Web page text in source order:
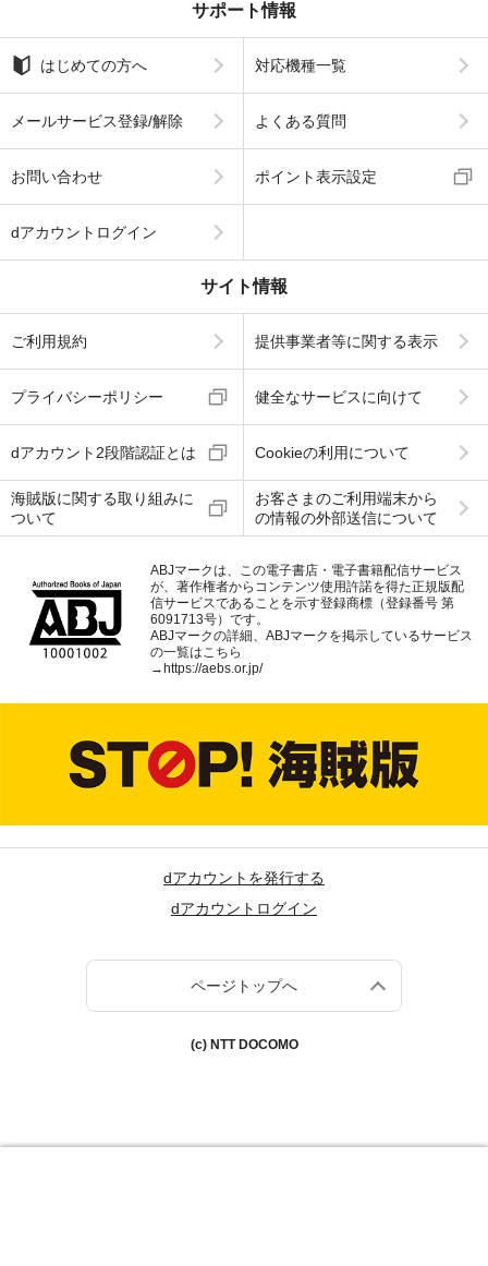
サポート情報
はじめての方へ 対応機種一覧
メールサービス登録/解除 よくある質問
お問い合わせ ポイント表示設定
dアカウントログイン
サイト情報
ご利用規約 提供事業者等に関する表示
プライバシーポリシー 健全なサービスに向けて
dアカウント2段階認証とは Cookieの利用について
海賊版に関する取り組みに
ついて
お客さまのご利用端末から
の情報の外部送信について
ABJマークは、この電子書店・電子書籍配信サービス
が、著作権者からコンテンツ使用許諾を得た正規版配
信サービスであることを示す登録商標（登録番号 第
6091713号）です。
ABJマークの詳細、ABJマークを掲示しているサービス
の一覧はこちら
→ https://aebs.or.jp/
dアカウントを発行する
dアカウントログイン
ページトップへ
(c) NTT DOCOMO